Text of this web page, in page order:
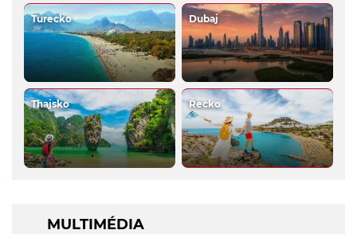
Turecko Dubaj
Thajsko Řecko
MULTIMÉDIA